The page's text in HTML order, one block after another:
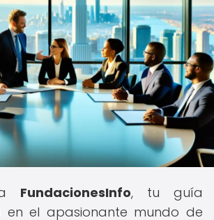
FundacionesInfo, tu guía
en el apasionante mundo de